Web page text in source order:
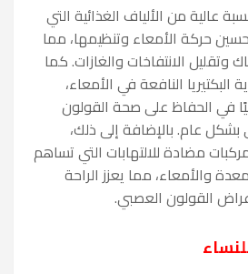
عالية من الألياف الغذائية التي
حركة الأمعاء وتنظيمها، مما
وتقليل الانتفاخات والغازات. كما
النافعة في الأمعاء،
في الحفاظ على صحة القولون
بشكل عام. بالإضافة إلى ذلك،
مضادة للالتهابات التي تساهم
والأمعاء، مما يعزز الراحة
القولون العصبي.